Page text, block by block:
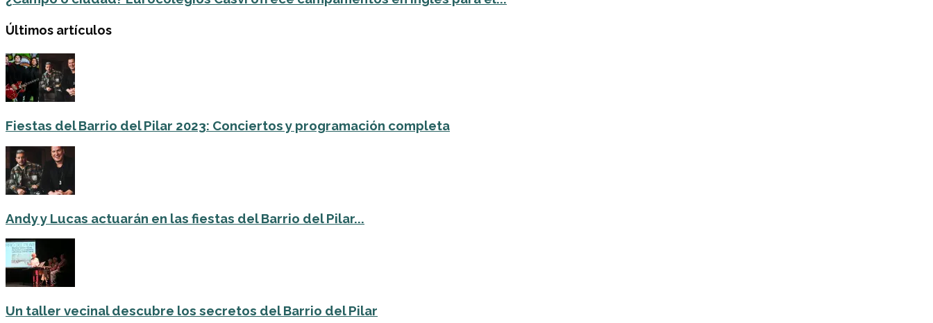
Últimos artículos
Fiestas del Barrio del Pilar 2023: Conciertos y programación completa
Andy y Lucas actuarán en las fiestas del Barrio del Pilar...
Un taller vecinal descubre los secretos del Barrio del Pilar